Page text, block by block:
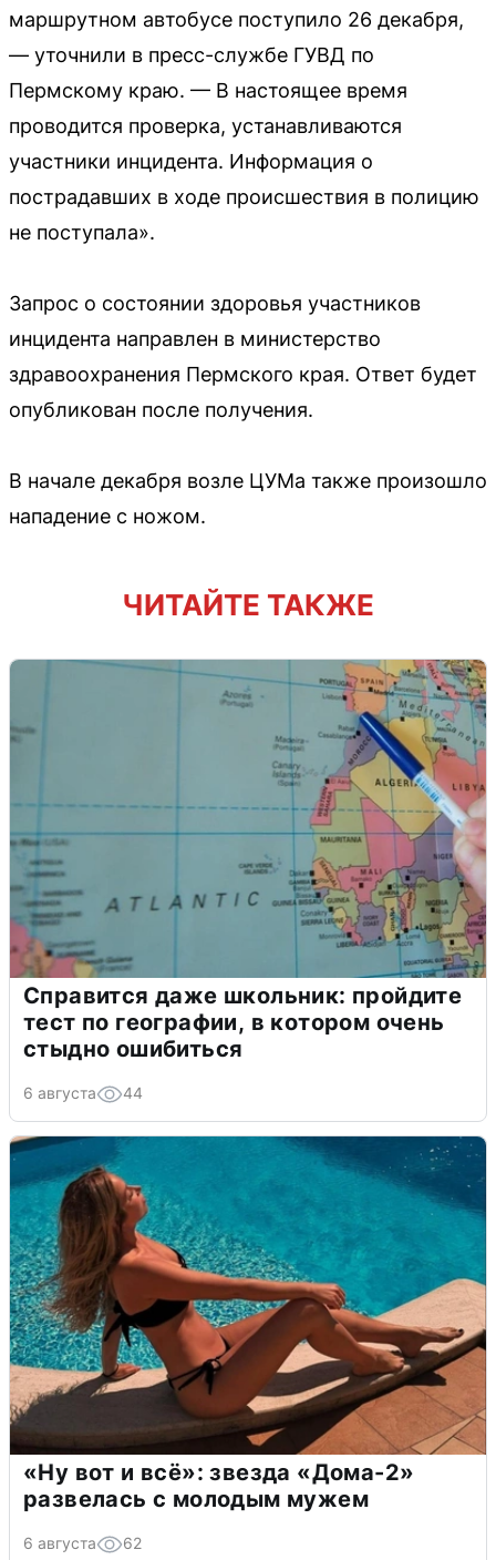
маршрутном автобусе поступило 26 декабря,
— уточнили в пресс-службе ГУВД по
Пермскому краю. — В настоящее время
проводится проверка, устанавливаются
участники инцидента. Информация о
пострадавших в ходе происшествия в полицию
не поступала».
Запрос о состоянии здоровья участников
инцидента направлен в министерство
здравоохранения Пермского края. Ответ будет
опубликован после получения.
В начале декабря возле ЦУМа также произошло
нападение с ножом.
ЧИТАЙТЕ ТАКЖЕ
Справится даже школьник: пройдите
тест по географии, в котором очень
стыдно ошибиться
6 августа 44
«Ну вот и всё»: звезда «Дома-2»
развелась с молодым мужем
6 августа 62